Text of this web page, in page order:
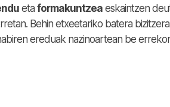
eta formakuntzea eskaintzen
Behin etxeetariko batera
ereduak nazinoartean be